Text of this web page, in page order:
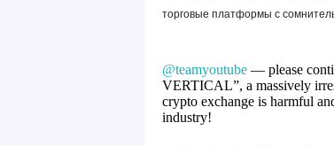
торговые платформы с
@teamyoutube— please
VERTICAL”, a massively
crypto exchange is harmful
industry!